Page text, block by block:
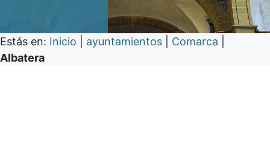
Estás en: Inicio ayuntamientos Comarca
Albatera